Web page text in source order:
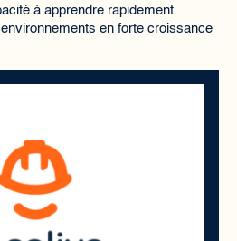
à apprendre rapidement
environnements en forte croissance